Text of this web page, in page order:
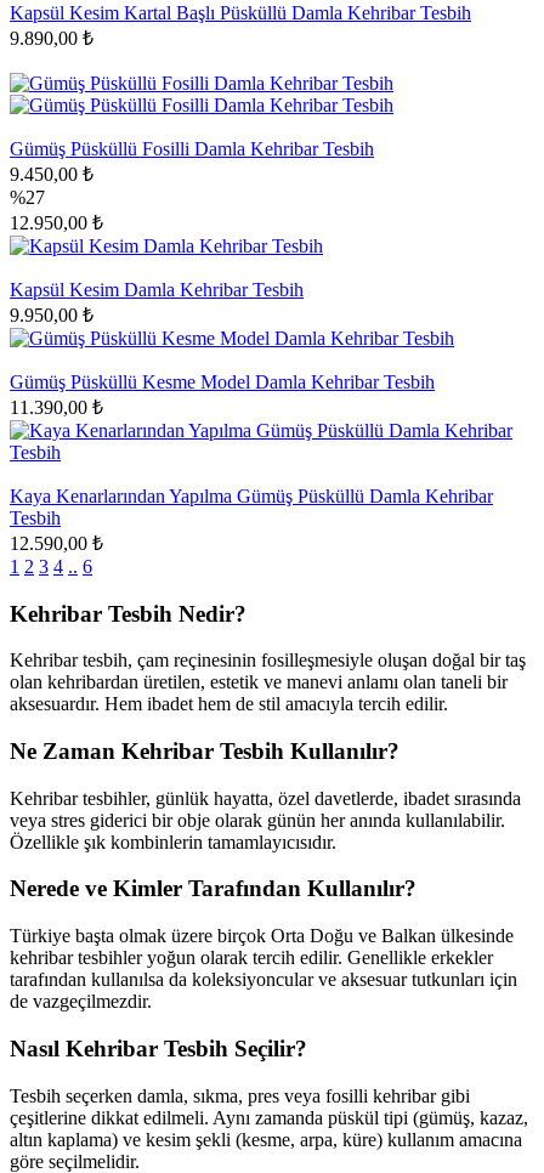
Kapsül Kesim Kartal Başlı Püsküllü Damla Kehribar Tesbih
9.890,00 ₺
Gümüş Püsküllü Fosilli Damla Kehribar Tesbih
9.450,00 ₺
%27
12.950,00 ₺
Kapsül Kesim Damla Kehribar Tesbih
9.950,00 ₺
Gümüş Püsküllü Kesme Model Damla Kehribar Tesbih
11.390,00 ₺
Kaya Kenarlarından Yapılma Gümüş Püsküllü Damla Kehribar
Tesbih
12.590,00 ₺
1 2 3 4 .. 6
Kehribar Tesbih Nedir?
Kehribar tesbih, çam reçinesinin fosilleşmesiyle oluşan doğal bir taş
olan kehribardan üretilen, estetik ve manevi anlamı olan taneli bir
aksesuardır. Hem ibadet hem de stil amacıyla tercih edilir.
Ne Zaman Kehribar Tesbih Kullanılır?
Kehribar tesbihler, günlük hayatta, özel davetlerde, ibadet sırasında
veya stres giderici bir obje olarak günün her anında kullanılabilir.
Özellikle şık kombinlerin tamamlayıcısıdır.
Nerede ve Kimler Tarafından Kullanılır?
Türkiye başta olmak üzere birçok Orta Doğu ve Balkan ülkesinde
kehribar tesbihler yoğun olarak tercih edilir. Genellikle erkekler
tarafından kullanılsa da koleksiyoncular ve aksesuar tutkunları için
de vazgeçilmezdir.
Nasıl Kehribar Tesbih Seçilir?
Tesbih seçerken damla, sıkma, pres veya fosilli kehribar gibi
çeşitlerine dikkat edilmeli. Aynı zamanda püskül tipi (gümüş, kazaz,
altın kaplama) ve kesim şekli (kesme, arpa, küre) kullanım amacına
göre seçilmelidir.